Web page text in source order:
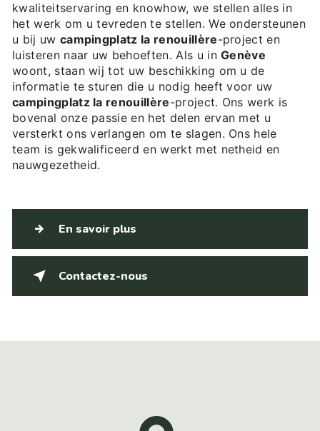
kwaliteitservaring en knowhow, we stellen alles in
het werk om u tevreden te stellen. We ondersteunen
u bij uw campingplatz la renouillère-project en
luisteren naar uw behoeften. Als u inGenève
woont, staan wij tot uw beschikking om u de
informatie te sturen die u nodig heeft voor uw
campingplatz la renouillère-project. Ons werk is
bovenal onze passie en het delen ervan met u
versterkt ons verlangen om te slagen. Ons hele
team is gekwalificeerd en werkt met netheid en
nauwgezetheid.
En savoir plus
Contactez-nous